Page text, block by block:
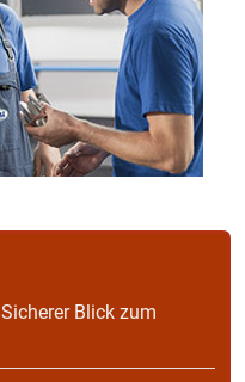
Sicherer Blick zum